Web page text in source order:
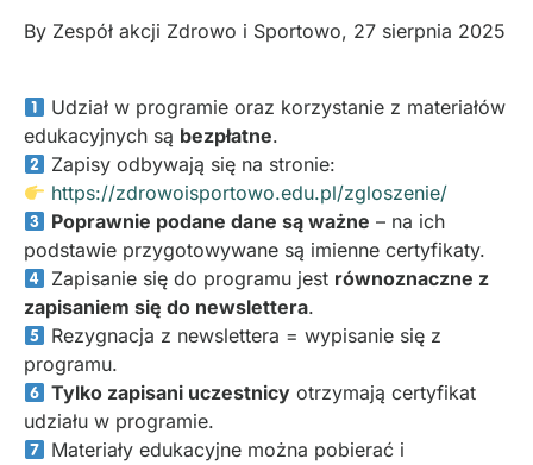
By Zespół akcji Zdrowo i Sportowo, 27 sierpnia 2025
Udział w programie oraz korzystanie z materiałów
edukacyjnych są bezpłatne.
Zapisy odbywają się na stronie:
https://zdrowoisportowo.edu.pl/zgloszenie/
Poprawnie podane dane są ważne – na ich
podstawie przygotowywane są imienne certyfikaty.
Zapisanie się do programu jest równoznaczne z
zapisaniem się do newslettera.
Rezygnacja z newslettera = wypisanie się z
programu.
Tylko zapisani uczestnicy otrzymają certyfikat
udziału w programie.
Materiały edukacyjne można pobierać i